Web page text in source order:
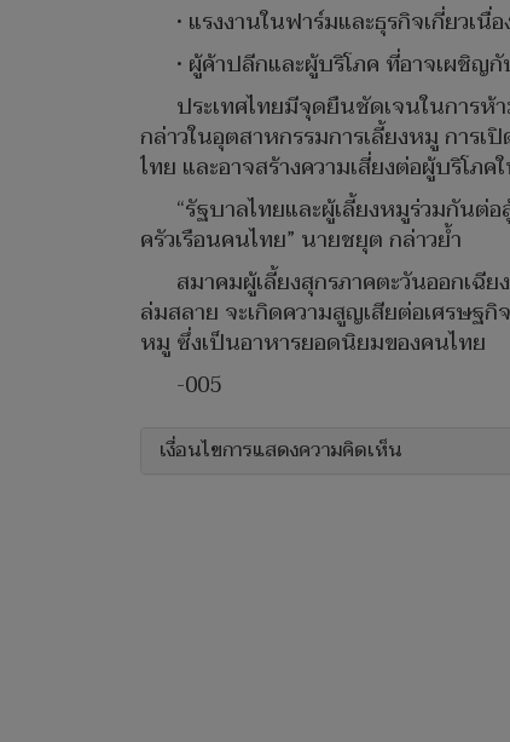
• แรงงานในฟาร์มและธุรกิจเกี่ยวเนื่
• ผู้ค้าปลีกและผู้บริโภค ที่อาจเผชิญ
ประเทศไทยมีจุดยืนชัดเจนในการห้
กล่าวในอุตสาหกรรมการเลี้ยงหมู การ
ไทย และอาจสร้างความเสี่ยงต่อผู้บริโภค
“รัฐบาลไทยและผู้เลี้ยงหมูร่วมกันต่
ครัวเรือนคนไทย” นายชยุต กล่าวย้ำ
สมาคมผู้เลี้ยงสุกรภาคตะวันออกเฉี
ล่มสลาย จะเกิดความสูญเสียต่อเศรษฐ
หมู ซึ่งเป็นอาหารยอดนิยมของคนไทย
-005
เงื่อนไขการแสดงความคิดเห็น